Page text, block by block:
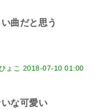
曲だと思う
ょこ 2018-07-10 01:00
な可愛い